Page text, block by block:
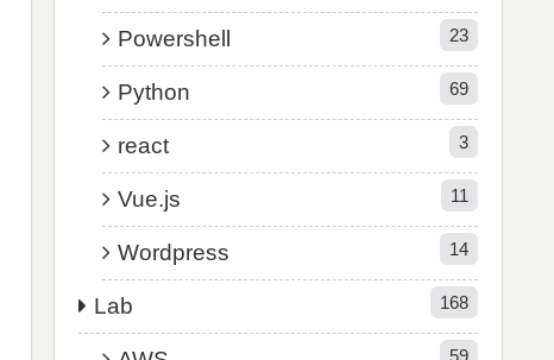
Powershell 23
Python 69
react 3
Vue.js 11
Wordpress 14
Lab 168
59